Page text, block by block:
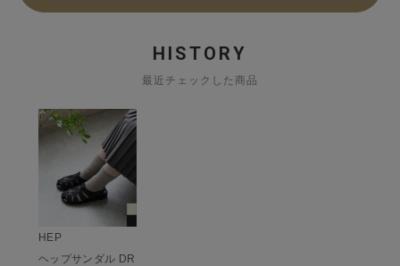
HISTORY
最近チェックした商品
HEP
ヘップサンダル DR